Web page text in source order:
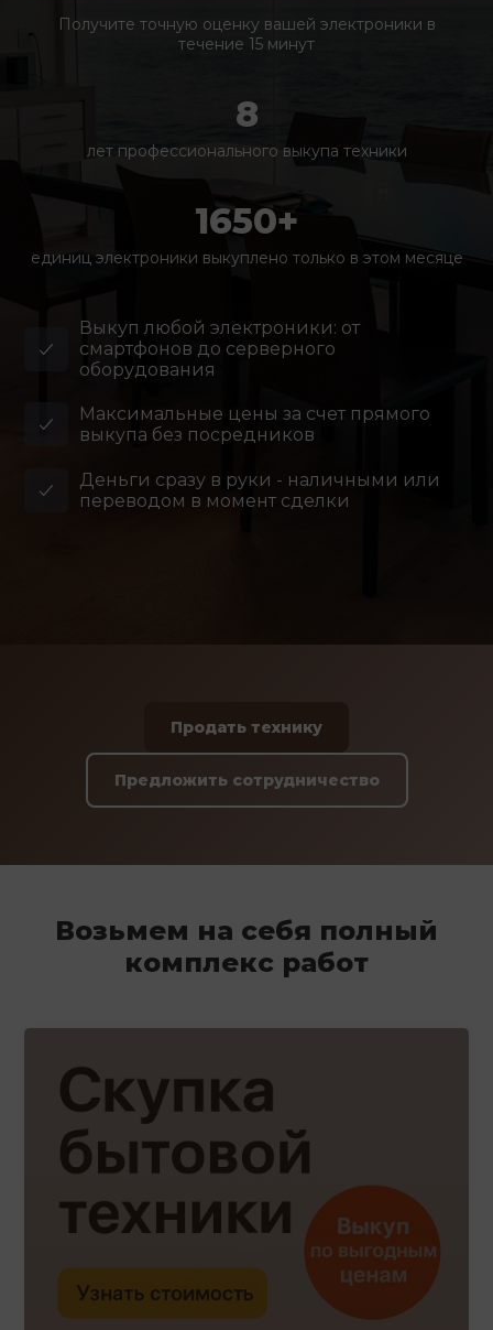
Получите точную оценку вашей электроники в
течение 15 минут
8
лет профессионального выкупа техники
1650+
единиц электроники выкуплено только в этом месяце
Выкуп любой электроники: от
смартфонов до серверного
оборудования
Максимальные цены за счет прямого
выкупа без посредников
Деньги сразу в руки - наличными или
переводом в момент сделки
Продать технику
Предложить сотрудничество
Возьмем на себя полный
комплекс работ